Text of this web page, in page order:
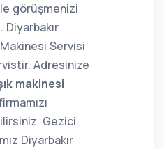
görüşmenizi
Servisi
Adresinize
makinesi
Gezici
Diyarbakır